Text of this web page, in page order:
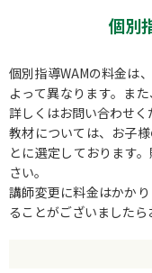
個別
個別指導WAMの料金は
よって異なります。ま
詳しくはお問い合わせく
教材については、お子
とに選定しております
さい。
講師変更に料金はかか
ることがございましたら